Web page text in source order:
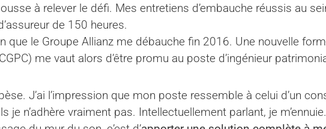
à relever le défi. Mes entretiens d’embauche réussis au
de 150 heures.
que le Groupe Allianz me débauche fin 2016. Une nouvelle
me vaut alors d’être promu au poste d’ingénieur
J’ai l’impression que mon poste ressemble à celui d’un
n’adhère vraiment pas. Intellectuellement parlant, je